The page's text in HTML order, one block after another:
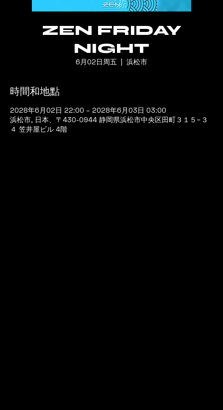
ZEN FRIDAY
NIGHT
6月02日周五
  |
浜松市
時間和地點
2028年6月02日 22:00 – 2028年6月03日 03:00
浜松市, 日本、〒430-0944 静岡県浜松市中央区田町３１５−３
４ 笠井屋ビル 4階